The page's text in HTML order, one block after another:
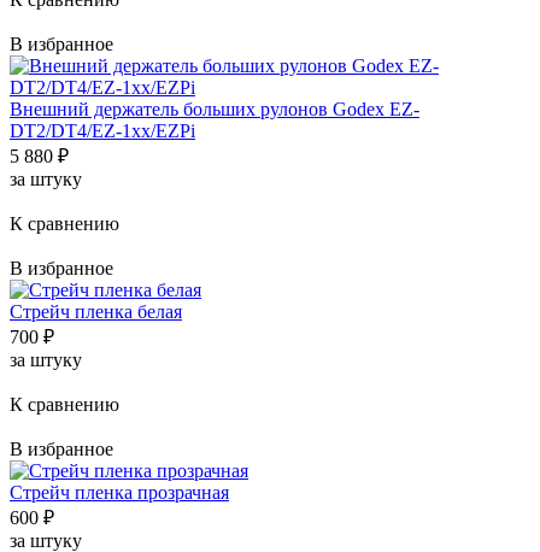
В избранное
Внешний держатель больших рулонов Godex EZ-
DT2/DT4/EZ-1xx/EZPi
5 880 ₽
за штуку
К сравнению
В избранное
Стрейч пленка белая
700 ₽
за штуку
К сравнению
В избранное
Стрейч пленка прозрачная
600 ₽
за штуку